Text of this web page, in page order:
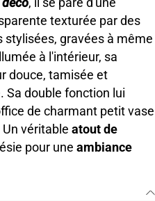
texturée par des
gravées à même
à l'intérieur, sa
douce, tamisée et
Sa double fonction lui
de charmant petit vase
véritable atout de
pour une ambiance